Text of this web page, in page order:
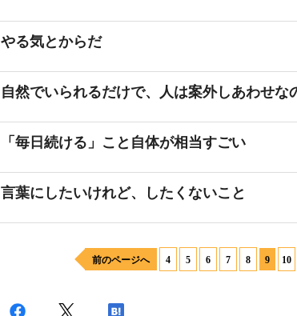
やる気とからだ
自然でいられるだけで、人は案外しあわせな
「毎日続ける」こと自体が相当すごい
言葉にしたいけれど、したくないこと
前のページへ 4 5 6 7 8 9 10